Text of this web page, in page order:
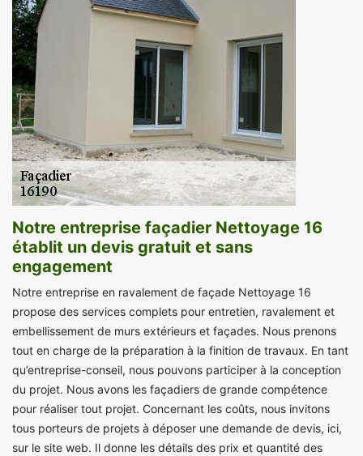
Notre entreprise façadier Nettoyage 16
établit un devis gratuit et sans
engagement
Notre entreprise en ravalement de façade Nettoyage 16
propose des services complets pour entretien, ravalement et
embellissement de murs extérieurs et façades. Nous prenons
tout en charge de la préparation à la finition de travaux. En tant
qu’entreprise-conseil, nous pouvons participer à la conception
du projet. Nous avons les façadiers de grande compétence
pour réaliser tout projet. Concernant les coûts, nous invitons
tous porteurs de projets à déposer une demande de devis, ici,
sur le site web. Il donne les détails des prix et quantité des